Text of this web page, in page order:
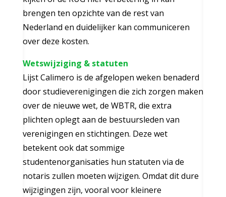
brengen ten opzichte van de rest van
Nederland en duidelijker kan communiceren
over deze kosten.
Wetswijziging & statuten
Lijst Calimero is de afgelopen weken benaderd
door studieverenigingen die zich zorgen maken
over de nieuwe wet, de WBTR, die extra
plichten oplegt aan de bestuursleden van
verenigingen en stichtingen. Deze wet
betekent ook dat sommige
studentenorganisaties hun statuten via de
notaris zullen moeten wijzigen. Omdat dit dure
wijzigingen zijn, vooral voor kleinere